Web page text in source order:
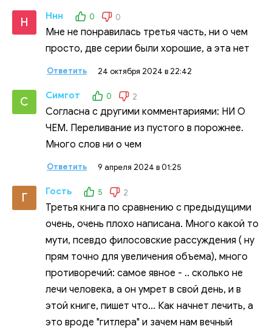
Н Ннн 0 0
Мне не понравилась третья часть, ни о чем
просто, две серии были хорошие, а эта нет
Ответить 24 октября 2024 в 22:42
С Симгот 0 2
Согласна с другими комментариями: НИ О
ЧЕМ. Переливание из пустого в порожнее.
Много слов ни о чем
Ответить 9 апреля 2024 в 01:25
Г Гость 5 2
Третья книга по сравнению с предыдущими
очень, очень плохо написана. Много какой то
мути, псевдо филосовские рассуждения ( ну
прям точно для увеличения объема), много
противоречий: самое явное - .. сколько не
лечи человека, а он умрет в свой день, и в
этой книге, пишет что... Как начнет лечить, а
это вроде "гитлера" и зачем нам вечный